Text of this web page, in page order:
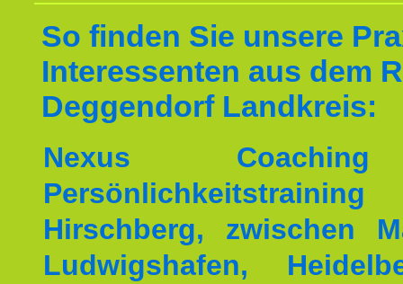
So finden Sie unsere
Interessenten aus dem
Deggendorf Landkreis:
Nexus
Hirschberg, zwischen
Ludwigshafen,